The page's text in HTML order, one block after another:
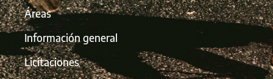
Áreas
Información general
Licitaciones